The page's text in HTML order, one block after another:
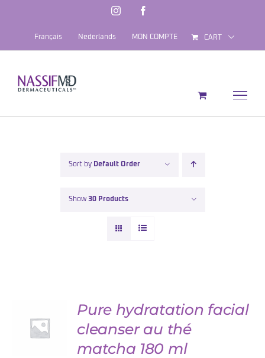
Instagram
Français Nederlands MON COMPTE CART
Sort by Default Order
Show 30 Products
AU
PANIER
Pure hydratation facial
cleanser au thé
matcha 180 ml